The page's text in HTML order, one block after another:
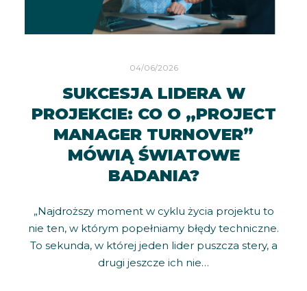
04/06/2026
SUKCESJA LIDERA W
PROJEKCIE: CO O „PROJECT
MANAGER TURNOVER”
MÓWIĄ ŚWIATOWE
BADANIA?
„Najdroższy moment w cyklu życia projektu to
nie ten, w którym popełniamy błędy techniczne.
To sekunda, w której jeden lider puszcza stery, a
drugi jeszcze ich nie…